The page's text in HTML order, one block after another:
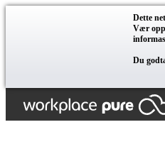
Dette
Vær
Du